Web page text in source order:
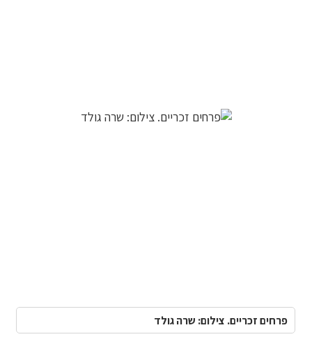
פרחים זכריים. צילום: שרה גולד